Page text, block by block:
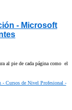
- Microsoft
al pie de cada página como el
- Cursos de Nivel Profesional -